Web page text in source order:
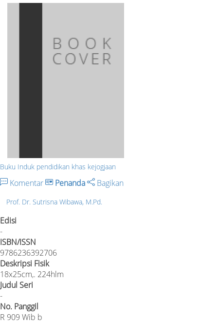
Buku Induk pendidikan khas kejogjaan
Komentar Penanda Bagikan
Prof. Dr. Sutrisna Wibawa, M.Pd.
Edisi
-
ISBN/ISSN
9786236392706
Deskripsi Fisik
18x25cm,. 224hlm
Judul Seri
-
No. Panggil
R 909 Wib b